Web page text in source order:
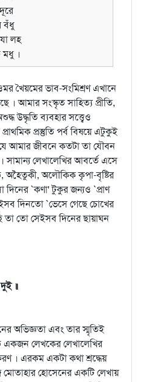
বঁধু
লহ
।
খৈয়মের ভাব-সংমিশ্রণ এখানে
। আমার সংস্কৃত সাহিত্য প্রীতি,
উদ্ধৃতি ব্যবহার সত্ত্বেও
প্রস্তুতি পর্ব বিষয়ে এটুকুই
আমার জীবনে কতটা তা যৌবন
সামান্য লেখালেখির আবর্তে এসে
অহৈতুকী, অলৌকিক কৃপা-বৃষ্টির
`কণা' টুকুর জন্যও `প্রাণ
দিনতো `ভেসে গেছে চোখের
তো সেইসব দিনের ছায়াঘন
॥
অভিজ্ঞতা এবং তার স্মৃতিই
লেখকের লেখালেখির
। এরকম একটা কথা শ্রদ্ধেয়
মোতাহার হোসেনের একটি লেখায়